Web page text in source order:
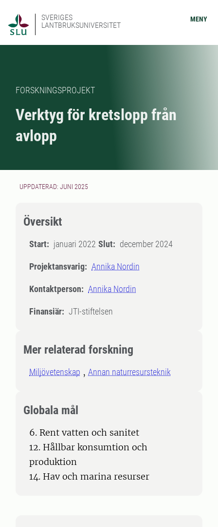
SVERIGES
LANTBRUKSUNIVERSITET
MENY
FORSKNINGSPROJEKT
Verktyg för kretslopp från
avlopp
UPPDATERAD: JUNI 2025
Översikt
Start: januari 2022 Slut: december 2024
Projektansvarig: Annika Nordin
Kontaktperson: Annika Nordin
Finansiär: JTI-stiftelsen
Mer relaterad forskning
Miljövetenskap Annan naturresursteknik
Globala mål
6. Rent vatten och sanitet
12. Hållbar konsumtion och
produktion
14. Hav och marina resurser